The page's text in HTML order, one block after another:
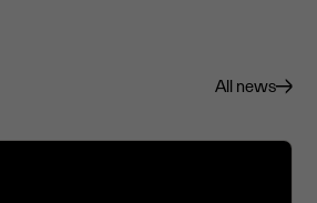
All news